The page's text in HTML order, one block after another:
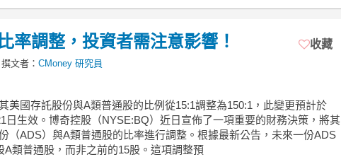
率調整，投資者需注意影響！
撰文者： CMoney 研究員
收藏
美國存託股份與A類普通股的比例從15:1調整為150:1，此變更預計於
日生效。博奇控股（NYSE:BQ）近日宣佈了一項重要的財務決策，將其
（ADS）與A類普通股的比率進行調整。根據最新公告，未來一份ADS
A類普通股，而非之前的15股。這項調整預